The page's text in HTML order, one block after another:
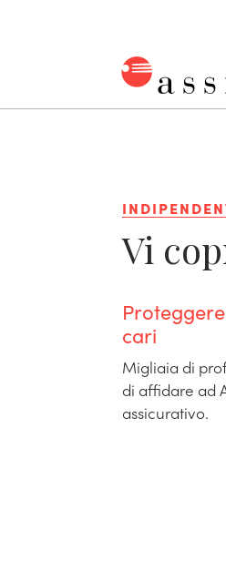
Vi
cari
Migliaia di
di affidare ad
assicurativo.